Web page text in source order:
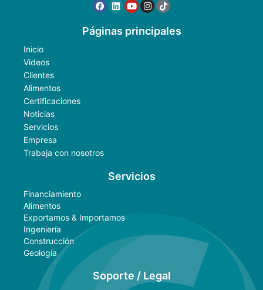
Páginas principales
Inicio
Videos
Clientes
Alimentos
Certificaciones
Noticias
Servicios
Empresa
Trabaja con nosotros
Servicios
Financiamiento
Alimentos
Exportamos & Importamos
Ingeniería
Construcción
Geología
Soporte / Legal